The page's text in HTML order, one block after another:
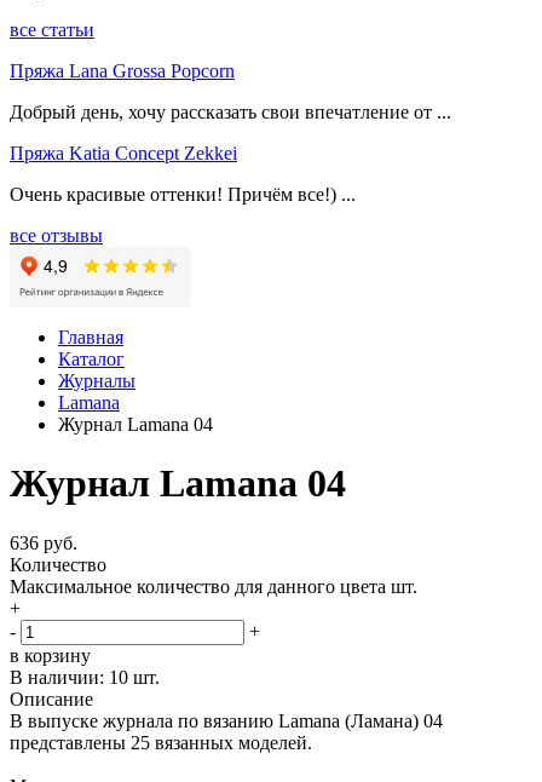
все статьи
Пряжа Lana Grossa Popcorn
Добрый день, хочу рассказать свои впечатление от ...
Пряжа Katia Concept Zekkei
Очень красивые оттенки! Причём все!) ...
все отзывы
Главная
Каталог
Журналы
Lamana
Журнал Lamana 04
Журнал Lamana 04
636 руб.
Количество
Максимальное количество для данного цвета шт.
+
-
+
в корзину
В наличии: 10 шт.
Описание
В выпуске журнала по вязанию Lamana (Ламана) 04
представлены 25 вязанных моделей.